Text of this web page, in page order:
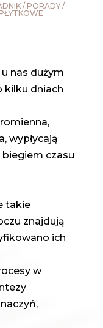
/ PORADY /
nas dużym
kilku dniach
wypłycają
czasu
takie
znajdują
ich
w